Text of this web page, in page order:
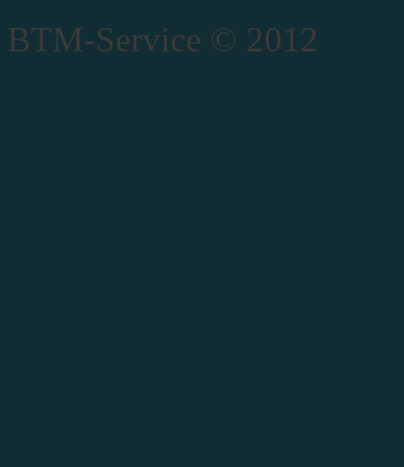
BTM-Service © 2012